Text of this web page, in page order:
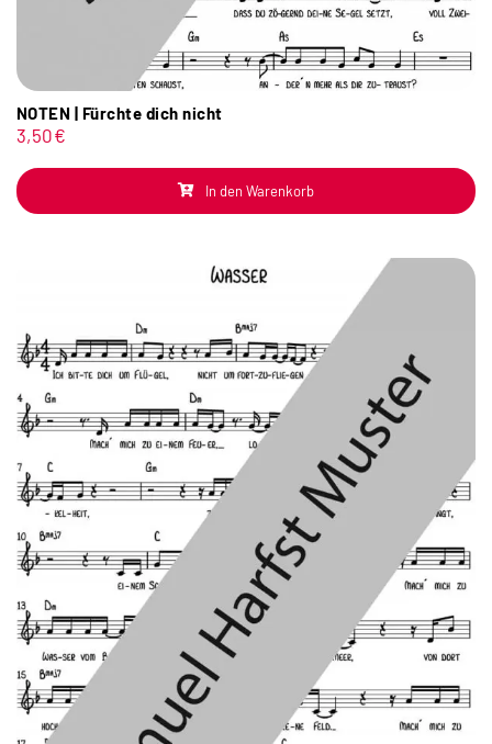
NOTEN | Fürchte dich nicht
3,50€
In den Warenkorb